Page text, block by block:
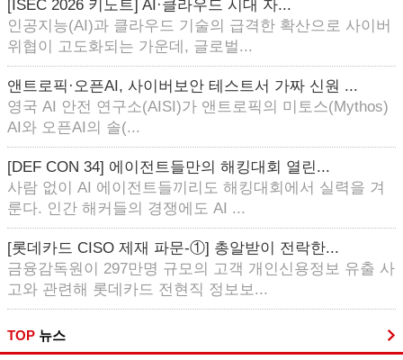
[ISEC 2026 키노트] AI·클라우드 시대 자...
인공지능(AI)과 클라우드 기술의 급격한 확산으로 사이버
위협이 고도화되는 가운데, 글로벌...
앤트로픽·오픈AI, 사이버보안 테스트서 가짜 신원 ...
영국 AI 안전 연구소(AISI)가 앤트로픽의 미토스(Mythos)
AI와 오픈AI의 솔(...
[DEF CON 34] 에이전트들만의 해킹대회 열린...
사람 없이 AI 에이전트들끼리도 해킹대회에서 실력을 겨
룬다. 인간 해커들의 경쟁에도 AI ...
[롯데카드 CISO 제재 파문-①] 총알받이 전락한...
금융감독원이 297만명 규모의 고객 개인신용정보 유출 사
고와 관련해 롯데카드 전현직 정보보...
TOP 뉴스